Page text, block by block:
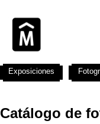
Catálogo de
Exposiciones